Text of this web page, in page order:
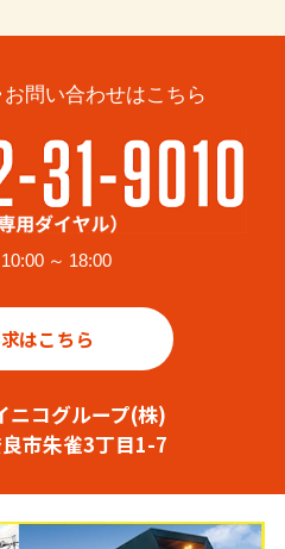
お問い合わせはこちら
～ 18:00
はこちら
ニコグループ(株)
市朱雀3丁目1-7